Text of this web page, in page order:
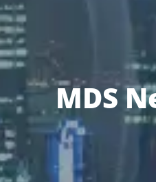
MDS